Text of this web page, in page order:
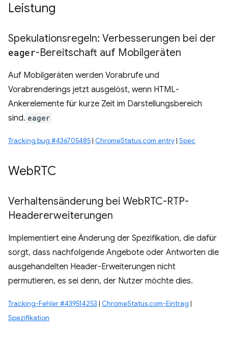
Leistung
Spekulationsregeln: Verbesserungen bei der
eager-Bereitschaft auf Mobilgeräten
Auf Mobilgeräten werden Vorabrufe und
Vorabrenderings jetzt ausgelöst, wenn HTML-
Ankerelemente für kurze Zeit im Darstellungsbereich
sind. eager
Tracking bug #436705485| ChromeStatus.com entry| Spec
WebRTC
Verhaltensänderung bei WebRTC-RTP-
Headererweiterungen
Implementiert eine Änderung der Spezifikation, die dafür
sorgt, dass nachfolgende Angebote oder Antworten die
ausgehandelten Header-Erweiterungen nicht
permutieren, es sei denn, der Nutzer möchte dies.
Tracking-Fehler #439514253 | ChromeStatus.com-Eintrag |
Spezifikation